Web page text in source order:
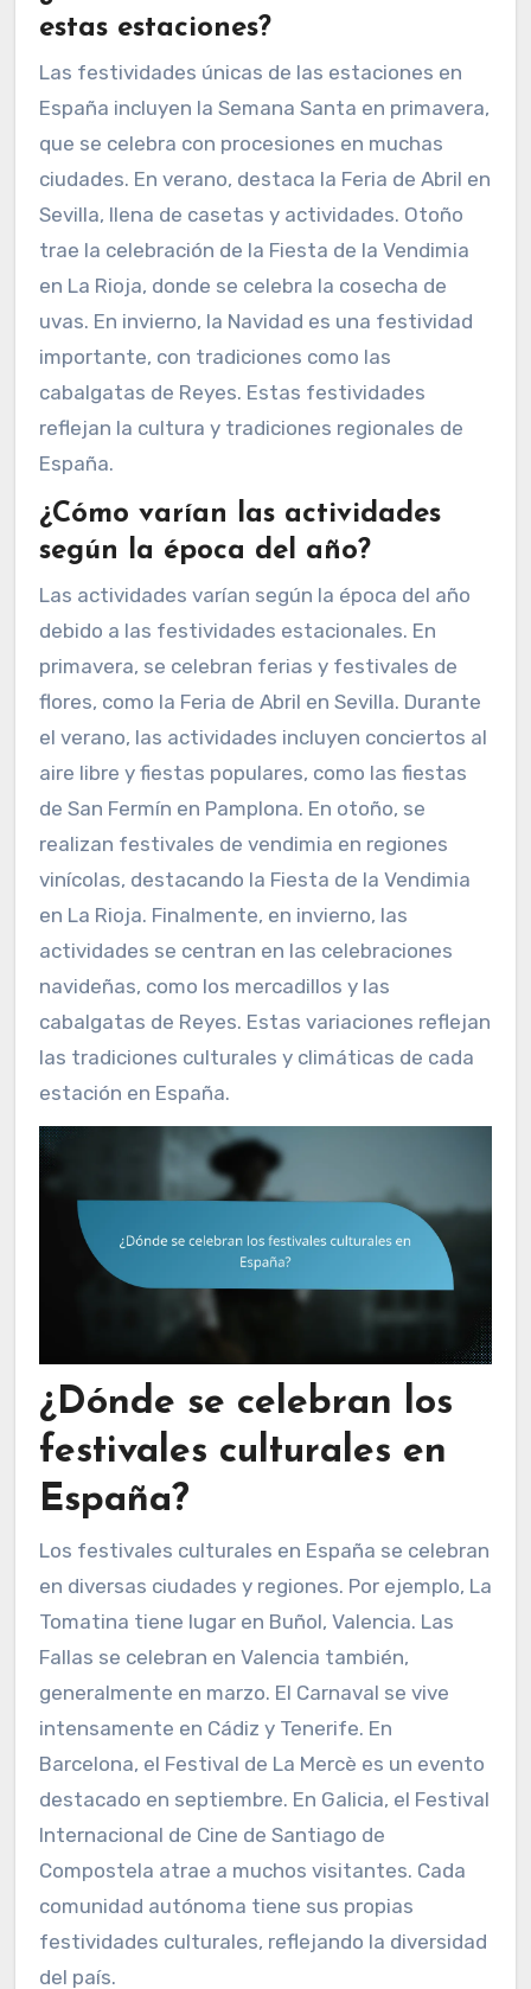
estas estaciones?
Las festividades únicas de las estaciones en
España incluyen la Semana Santa en primavera,
que se celebra con procesiones en muchas
ciudades. En verano, destaca la Feria de Abril en
Sevilla, llena de casetas y actividades. Otoño
trae la celebración de la Fiesta de la Vendimia
en La Rioja, donde se celebra la cosecha de
uvas. En invierno, la Navidad es una festividad
importante, con tradiciones como las
cabalgatas de Reyes. Estas festividades
reflejan la cultura y tradiciones regionales de
España.
¿Cómo varían las actividades
según la época del año?
Las actividades varían según la época del año
debido a las festividades estacionales. En
primavera, se celebran ferias y festivales de
flores, como la Feria de Abril en Sevilla. Durante
el verano, las actividades incluyen conciertos al
aire libre y fiestas populares, como las fiestas
de San Fermín en Pamplona. En otoño, se
realizan festivales de vendimia en regiones
vinícolas, destacando la Fiesta de la Vendimia
en La Rioja. Finalmente, en invierno, las
actividades se centran en las celebraciones
navideñas, como los mercadillos y las
cabalgatas de Reyes. Estas variaciones reflejan
las tradiciones culturales y climáticas de cada
estación en España.
¿Dónde se celebran los
festivales culturales en
España?
Los festivales culturales en España se celebran
en diversas ciudades y regiones. Por ejemplo, La
Tomatina tiene lugar en Buñol, Valencia. Las
Fallas se celebran en Valencia también,
generalmente en marzo. El Carnaval se vive
intensamente en Cádiz y Tenerife. En
Barcelona, el Festival de La Mercè es un evento
destacado en septiembre. En Galicia, el Festival
Internacional de Cine de Santiago de
Compostela atrae a muchos visitantes. Cada
comunidad autónoma tiene sus propias
festividades culturales, reflejando la diversidad
del país.